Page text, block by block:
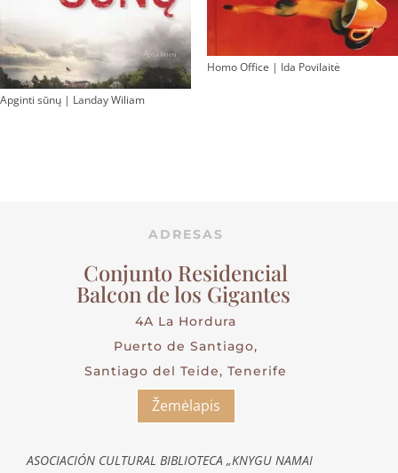
Apginti sūnų | Landay Wiliam
Homo Office | Ida Povilaitė
ADRESAS
Conjunto Residencial
Balcon de los Gigantes
4A La Hordura
Puerto de Santiago,
Santiago del Teide, Tenerife
Žemėlapis
ASOCIACIÓN CULTURAL BIBLIOTECA „KNYGU NAMAI